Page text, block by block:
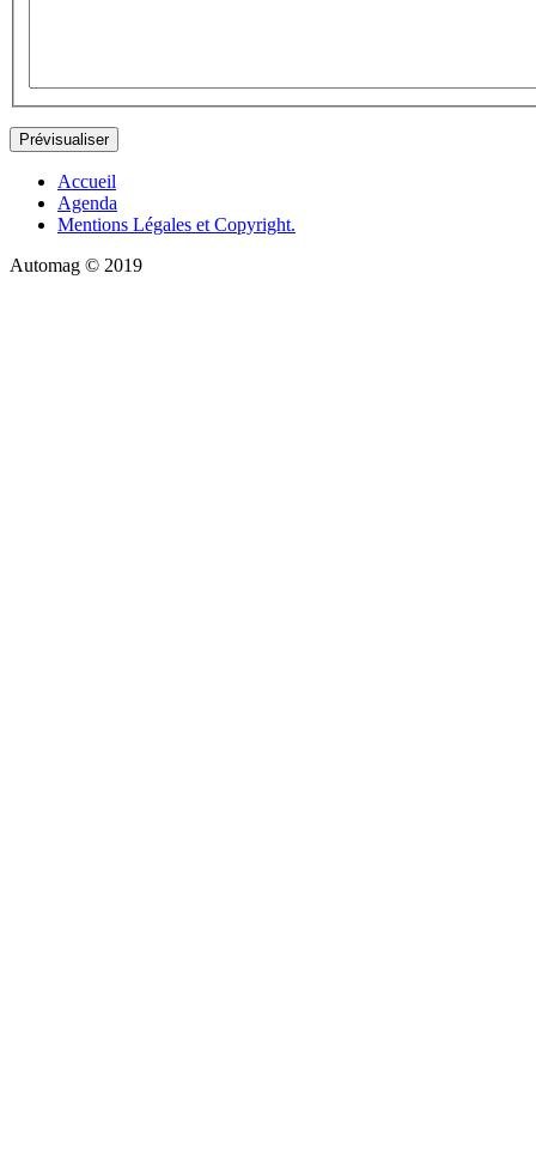
Accueil
Agenda
Mentions Légales et Copyright.
Automag © 2019